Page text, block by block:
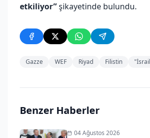
etkiliyor”şikayetinde bulundu.
Gazze WEF Riyad Filistin
Benzer Haberler
04 Ağustos 2026